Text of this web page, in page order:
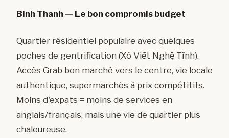
Binh Thanh — Le bon compromis budget
Quartier résidentiel populaire avec quelques
poches de gentrification (Xô Viết Nghệ Tĩnh).
Accès Grab bon marché vers le centre, vie locale
authentique, supermarchés à prix compétitifs.
Moins d'expats = moins de services en
anglais/français, mais une vie de quartier plus
chaleureuse.